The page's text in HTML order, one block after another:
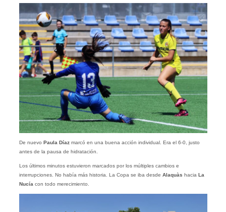
De nuevo Paula Díazmarcó en una buena acción individual. Era el 6-0, justo
antes de la pausa de hidratación.
Los últimos minutos estuvieron marcados por los múltiples cambios e
interrupciones. No había más historia. La Copa se iba desde Alaquàs hacia La
Nucía con todo merecimiento.